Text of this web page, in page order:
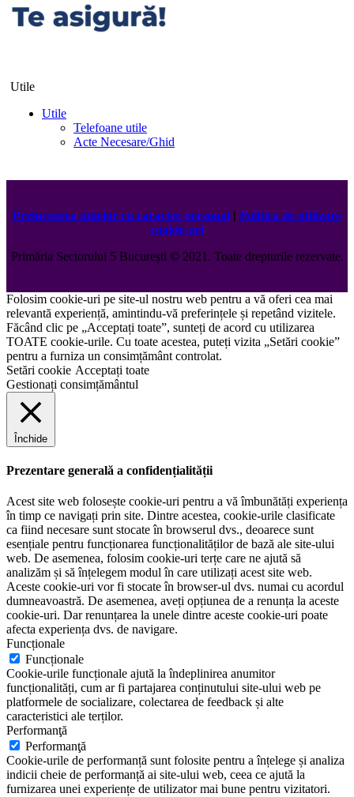
Utile
Utile
Telefoane utile
Acte Necesare/Ghid
Prelucrarea datelor cu caracter personal | Politica de utilizare
cookie-uri
Primăria Sectorului 5 București ©️2021. Toate drepturile rezervate.
Folosim cookie-uri pe site-ul nostru web pentru a vă oferi cea mai
relevantă experiență, amintindu-vă preferințele și repetând vizitele.
Făcând clic pe „Acceptați toate”, sunteți de acord cu utilizarea
TOATE cookie-urile. Cu toate acestea, puteți vizita „Setări cookie”
pentru a furniza un consimțământ controlat.
Setări cookie Acceptați toate
Gestionați consimțământul
Închide
Prezentare generală a confidențialității
Acest site web folosește cookie-uri pentru a vă îmbunătăți experiența
în timp ce navigați prin site. Dintre acestea, cookie-urile clasificate
ca fiind necesare sunt stocate în browserul dvs., deoarece sunt
esențiale pentru funcționarea funcționalităților de bază ale site-ului
web. De asemenea, folosim cookie-uri terțe care ne ajută să
analizăm și să înțelegem modul în care utilizați acest site web.
Aceste cookie-uri vor fi stocate în browser-ul dvs. numai cu acordul
dumneavoastră. De asemenea, aveți opțiunea de a renunța la aceste
cookie-uri. Dar renunțarea la unele dintre aceste cookie-uri poate
afecta experiența dvs. de navigare.
Funcționale
Funcționale
Cookie-urile funcționale ajută la îndeplinirea anumitor
funcționalități, cum ar fi partajarea conținutului site-ului web pe
platformele de socializare, colectarea de feedback și alte
caracteristici ale terților.
Performanţă
Performanţă
Cookie-urile de performanță sunt folosite pentru a înțelege și analiza
indicii cheie de performanță ai site-ului web, ceea ce ajută la
furnizarea unei experiențe de utilizator mai bune pentru vizitatori.